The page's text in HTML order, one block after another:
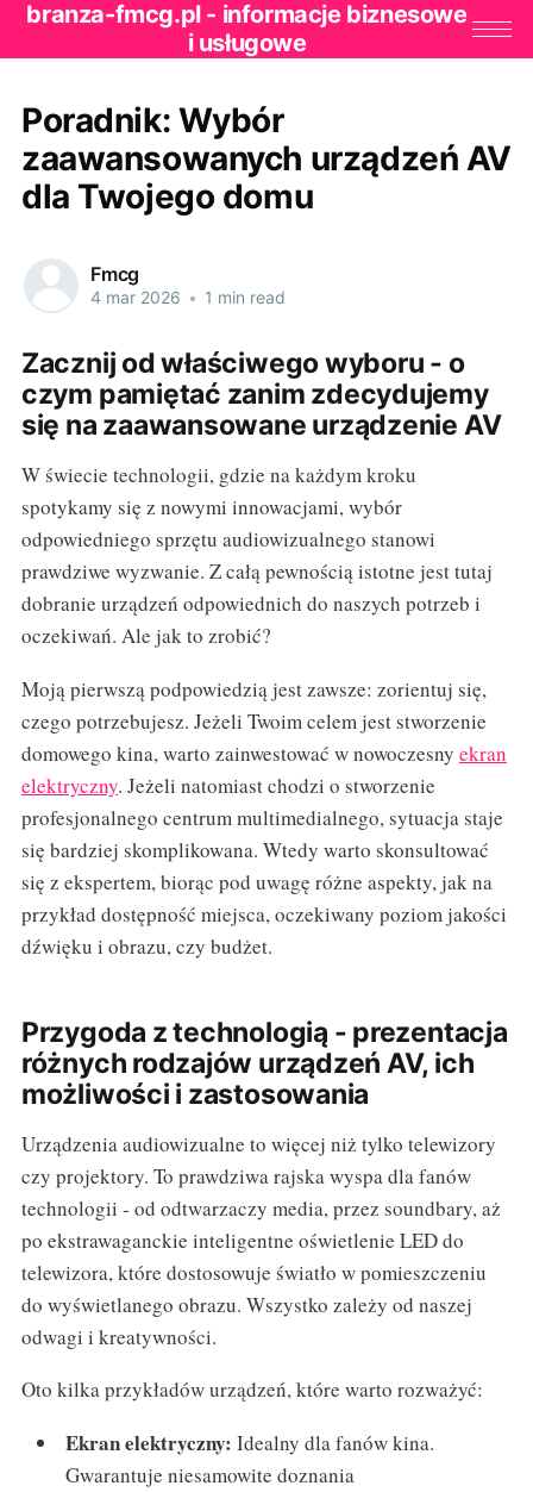
branza-fmcg.pl - informacje biznesowe
i usługowe
Poradnik: Wybór
zaawansowanych urządzeń AV
dla Twojego domu
Fmcg
4 mar 2026 • 1 min read
Zacznij od właściwego wyboru - o
czym pamiętać zanim zdecydujemy
się na zaawansowane urządzenie AV
W świecie technologii, gdzie na każdym kroku
spotykamy się z nowymi innowacjami, wybór
odpowiedniego sprzętu audiowizualnego stanowi
prawdziwe wyzwanie. Z całą pewnością istotne jest tutaj
dobranie urządzeń odpowiednich do naszych potrzeb i
oczekiwań. Ale jak to zrobić?
Moją pierwszą podpowiedzią jest zawsze: zorientuj się,
czego potrzebujesz. Jeżeli Twoim celem jest stworzenie
domowego kina, warto zainwestować w nowoczesny ekran
elektryczny. Jeżeli natomiast chodzi o stworzenie
profesjonalnego centrum multimedialnego, sytuacja staje
się bardziej skomplikowana. Wtedy warto skonsultować
się z ekspertem, biorąc pod uwagę różne aspekty, jak na
przykład dostępność miejsca, oczekiwany poziom jakości
dźwięku i obrazu, czy budżet.
Przygoda z technologią - prezentacja
różnych rodzajów urządzeń AV, ich
możliwości i zastosowania
Urządzenia audiowizualne to więcej niż tylko telewizory
czy projektory. To prawdziwa rajska wyspa dla fanów
technologii - od odtwarzaczy media, przez soundbary, aż
po ekstrawaganckie inteligentne oświetlenie LED do
telewizora, które dostosowuje światło w pomieszczeniu
do wyświetlanego obrazu. Wszystko zależy od naszej
odwagi i kreatywności.
Oto kilka przykładów urządzeń, które warto rozważyć:
Ekran elektryczny: Idealny dla fanów kina.
Gwarantuje niesamowite doznania